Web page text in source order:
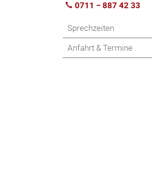
0711 − 887 42 33
Sprechzeiten
Anfahrt & Termine